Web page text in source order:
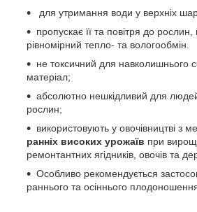
для утримання води у верхніх
пропускає її та повітря до рослин,
рівномірний тепло- та вологообмін.
не токсичний для навколишнього
матеріал;
абсолютно нешкідливий для
рослин;
використовують у овочівництві з
ранніх високих урожаїв при
ремонтантних ягідників, овочів та
Особливо рекомендується
раннього та осіннього